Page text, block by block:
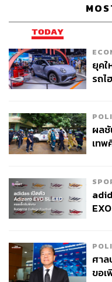
สามารถติดต่อขอแลกไ
ธนาคารออมสิน ธนาคา
การเกษตร ธนาคารอาค
แห่งประเทศไทย
พิสูจน์อักษร: ภาวิกา ขันติ
สามารถติดตาม
ผ่านแอปพลิเคชันต่างๆ
TAGS: พระราชพิธีบรมราช
TODAY
ยุคใ
รถ
ผล
เทพ
ศาล
ขอเ